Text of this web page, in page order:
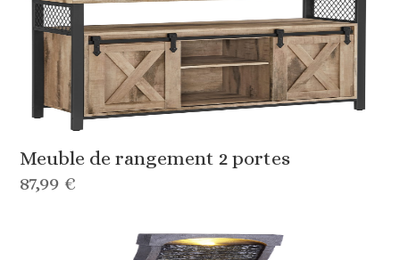
Meuble de rangement 2 portes
87,99 €